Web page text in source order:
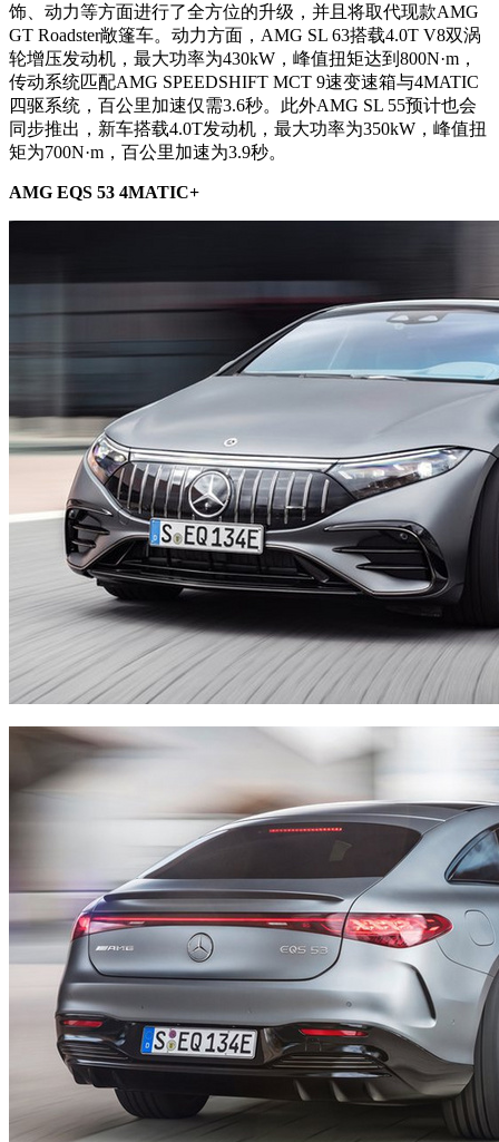
饰、动力等方面进行了全方位的升级，并且将取代现款AMG
GT Roadster敞篷车。动力方面，AMG SL 63搭载4.0T V8双涡
轮增压发动机，最大功率为430kW，峰值扭矩达到800N·m，
传动系统匹配AMG SPEEDSHIFT MCT 9速变速箱与4MATIC
四驱系统，百公里加速仅需3.6秒。此外AMG SL 55预计也会
同步推出，新车搭载4.0T发动机，最大功率为350kW，峰值扭
矩为700N·m，百公里加速为3.9秒。
AMG EQS 53 4MATIC+